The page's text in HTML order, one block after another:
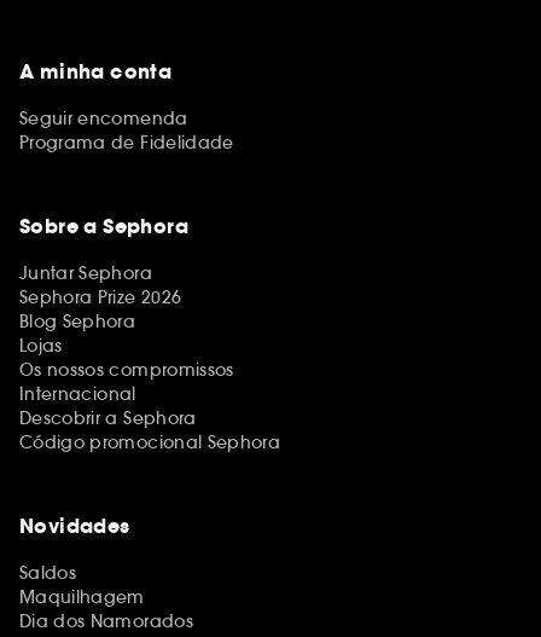
A minha conta
Seguir encomenda
Programa de Fidelidade
Sobre a Sephora
Juntar Sephora
Sephora Prize 2026
Blog Sephora
Lojas
Os nossos compromissos
Internacional
Descobrir a Sephora
Código promocional Sephora
Novidades
Saldos
Maquilhagem
Dia dos Namorados